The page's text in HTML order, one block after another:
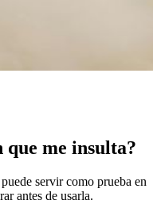
que me insulta?
servir como prueba en
antes de usarla.